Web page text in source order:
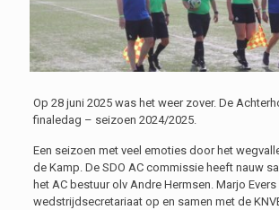
Op 28 juni 2025 was het weer zover. De
finaledag – seizoen 2024/2025.
Een seizoen met veel emoties door het
de Kamp. De SDO AC commissie heeft nauw
het AC bestuur olv Andre Hermsen. Marjo
wedstrijdsecretariaat op en samen met de